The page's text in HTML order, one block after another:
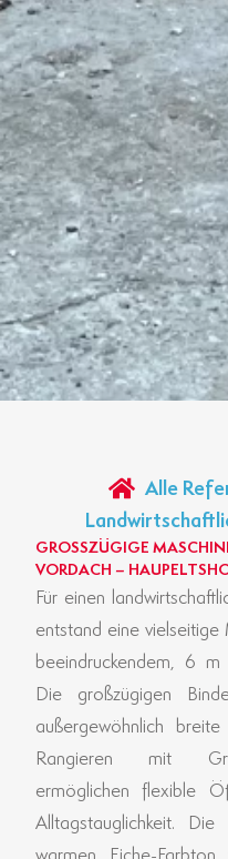
Alle
GROSSZÜGIGE
ORDACH –
Für einen
entstand eine
beeindruckendem, 6
Die großzügigen
außergewöhnlich
Rangieren mit
ermöglichen flexible
Alltagstauglichkeit.
warmen Eiche-